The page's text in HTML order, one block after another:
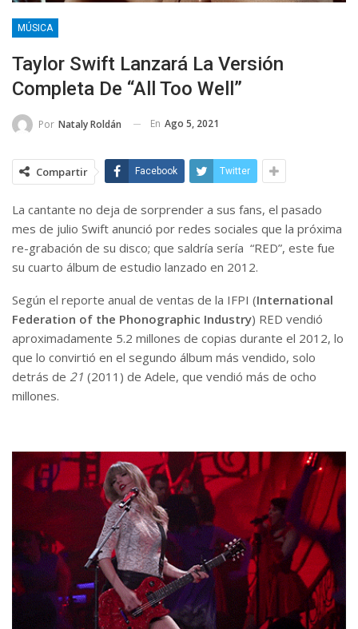
MÚSICA
Taylor Swift Lanzará La Versión
Completa De “All Too Well”
Por Nataly Roldán En Ago 5, 2021
Compartir Facebook Twitter
La cantante no deja de sorprender a sus fans, el pasado
mes de julio Swift anunció por redes sociales que la próxima
re-grabación de su disco; que saldría sería “RED”, este fue
su cuarto álbum de estudio lanzado en 2012.
Según el reporte anual de ventas de la IFPI (International
Federation of the Phonographic Industry) RED vendió
aproximadamente 5.2 millones de copias durante el 2012, lo
que lo convirtió en el segundo álbum más vendido, solo
detrás de 21 (2011) de Adele, que vendió más de ocho
millones.